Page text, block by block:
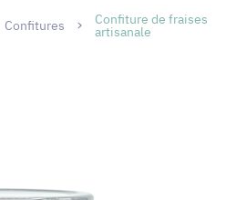
Confitures Confiture de fraises
artisanale